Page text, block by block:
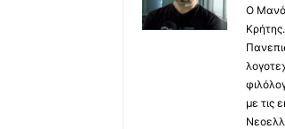
Ο
με τις